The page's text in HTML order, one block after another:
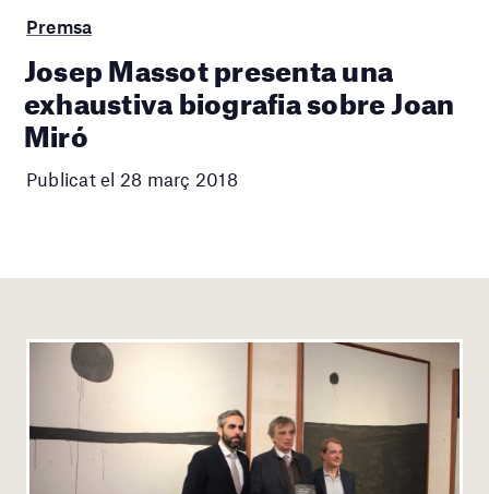
Premsa
Josep Massot presenta una
exhaustiva biografia sobre Joan
Miró
Publicat el 28 març 2018